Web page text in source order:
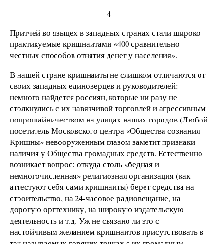
4
Притчей во языцех в западных странах стали широко
практикуемые кришнаитами «400 сравнительно
честных способов отнятия денег у населения».
В нашей стране кришнаиты не слишком отличаются от
своих западных единоверцев и руководителей:
немного найдется россиян, которые ни разу не
столкнулись с их навязчивой торговлей и агрессивным
попрошайничеством на улицах наших городов (Любой
посетитель Московского центра «Общества сознания
Кришны» невооруженным глазом заметит признаки
наличия у Общества громадных средств. Естественно
возникает вопрос: откуда столь «бедная и
немногочисленная» религиозная организация (как
аттестуют себя сами кришнаиты) берет средства на
строительство, на 24-часовое радиовещание, на
дорогую оргтехнику, на широкую издательскую
деятельность и т.д. Уж не связано ли это с
настойчивым желанием кришнаитов присутствовать в